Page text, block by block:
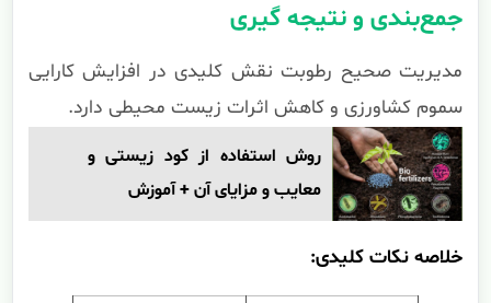
جمع‌بندی و نتیجه گیری
مدیریت صحیح رطوبت نقش کلیدی در افزایش کارایی
سموم کشاورزی و کاهش اثرات زیست محیطی دارد.
روش استفاده از کود زیستی و
معایب و مزایای آن + آموزش
خلاصه نکات کلیدی: